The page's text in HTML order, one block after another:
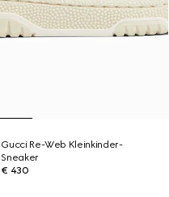
Gucci Re-Web Kleinkinder-
Sneaker
€ 430